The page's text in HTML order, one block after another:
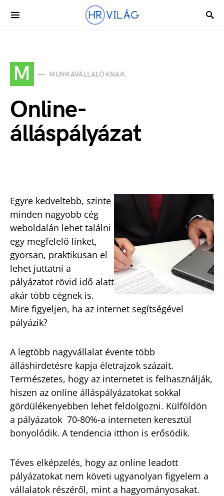
M MUNKAVÁLLALÓKNAK
Online-
álláspályázat
Egyre kedveltebb, szinte
minden nagyobb cég
weboldalán lehet találni
egy megfelelő linket,
gyorsan, praktikusan el
lehet juttatni a
pályázatot rövid idő alatt
akár több cégnek is.
Mire figyeljen, ha az internet segítségével
pályázik?
A legtöbb nagyvállalat évente több
álláshirdetésre kapja életrajzok százait.
Természetes, hogy az internetet is felhasználják,
hiszen az online álláspályázatokat sokkal
gördülékenyebben lehet feldolgozni. Külföldön
a pályázatok 70-80%-a interneten keresztül
bonyolódik. A tendencia itthon is erősödik.
Téves elképzelés, hogy az online leadott
pályázatokat nem követi ugyanolyan figyelem a
vállalatok részéről, mint a hagyományosakat.